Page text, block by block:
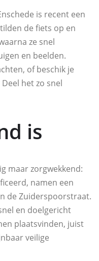
is recent een
de fiets op en
ze snel
en beelden.
of beschik je
het zo snel
is
maar zorgwekkend:
namen een
de Zuiderspoorstraat.
en doelgericht
plaatsvinden, juist
veilige